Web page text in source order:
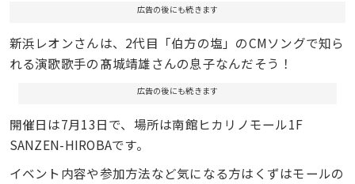
広告の後にも続きます
新浜レオンさんは、2代目「伯方の塩」のCMソングで知ら
れる演歌歌手の髙城靖雄さんの息子なんだそう！
広告の後にも続きます
開催日は7月13日で、場所は南館ヒカリノモール1F
SANZEN-HIROBAです。
イベント内容や参加方法など気になる方はくずはモールの